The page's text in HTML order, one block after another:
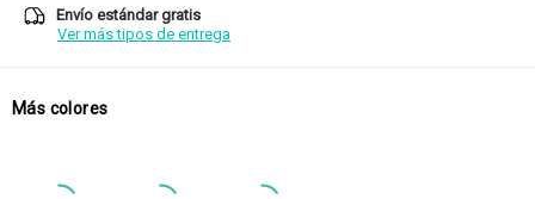
Envío estándar gratis
Ver más tipos de entrega
Más colores